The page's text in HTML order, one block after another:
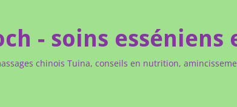
- soins
chinois Tuina, conseils en nutrition,